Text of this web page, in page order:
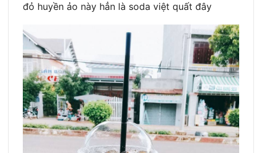
đỏ huyền ảo này hẳn là soda việt quất đây